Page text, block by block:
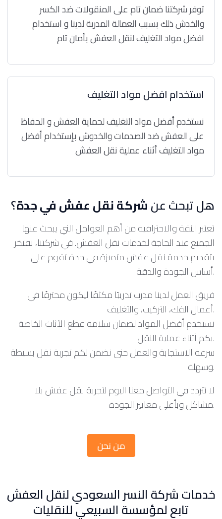
توفر شركتنا ضمان تام على المنقولات ضد الكسر
والخدش ذلك بسبب العمالة المدربة لدينا و استخدام
افضل مواد التغليف لنقل العفش بأمان تام
استخدام افضل مواد التغليف
نستخدم أفضل مواد التغليف لحماية العفش و الحفاظ
على العفش ضد الصدمات والخدوش بإستخدام أفضل
مواد التغليف أثناء عملية نقل العفش
هل تبحث عنشركة نقل عفش في جدة؟
تعتبر الثقة والاحترافية من أهم العوامل التي يبحث عنها
الجميع عند الحاجة لخدمات نقل العفش. في شركتنا، نفتخر
بتقديم خدمة نقل عفش متميزة في جدة تقوم على
أساس الجودة والدقة.
أعمال الفك، التركيب، والتغليف.
نستخدم أفضل المواد لضمان سلامة قطع الأثاث الخاصة
بكم أثناء عملية النقل.
سرعة الاستجابة والعمل حتى نضمن لكم تجربة نقل بسيطة
وسهلة.
لا تتردد في التواصل معنا اليوم لتجربة نقل عفش بلا
مشاكل وبأعلى معايير الجودة.
من نحن
خدمات شركة النسر السعودي لنقل العفش
تابع لمؤسسة السبيعي للنقليات